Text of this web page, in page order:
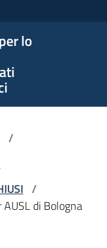
lo
/
/
di Bologna